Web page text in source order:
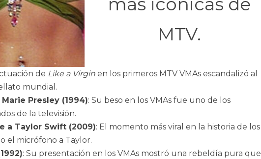
MTV.
de Like a Virgin en los primeros MTV VMAs escandalizó al
mundial.
Presley (1994): Su beso en los VMAs fue uno de los
de la televisión.
a Taylor Swift (2009): El momento más viral en la historia de los
el micrófono a Taylor.
: Su presentación en los VMAs mostró una rebeldía pura que